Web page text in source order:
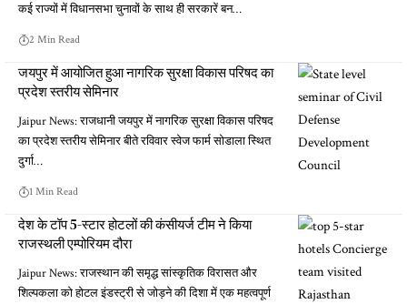
कई राज्यों में विधानसभा चुनावों के साथ ही सरकारें बन…
2 Min Read
जयपुर में आयोजित हुआ नागरिक सुरक्षा विकास परिषद का
प्रदेश स्तरीय सेमिनार
Jaipur News: राजधानी जयपुर में नागरिक सुरक्षा विकास परिषद
का प्रदेश स्तरीय सेमिनार बीते रविवार स्वेज फार्म सोडाला स्थित
दुर्गा…
1 Min Read
देश के टॉप 5-स्टार होटलों की कंसीयर्ज टीम ने किया
राजस्थली एम्पोरियम दौरा
Jaipur News: राजस्थान की समृद्ध सांस्कृतिक विरासत और
शिल्पकला को होटल इंडस्ट्री से जोड़ने की दिशा में एक महत्वपूर्ण